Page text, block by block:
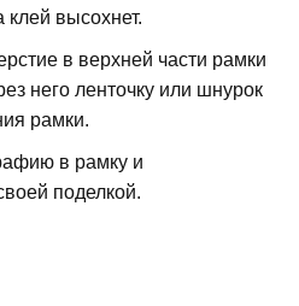
высохнет.
в верхней части рамки
него ленточку или шнурок
рамки.
в рамку и
поделкой.